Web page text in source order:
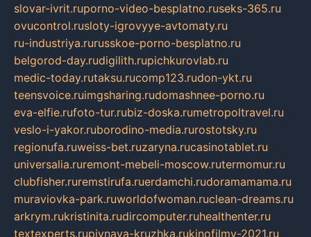
slovar-ivrit.ruporno-video-besplatno.ruseks-365.ru
ovucontrol.rusloty-igrovyye-avtomaty.ru
ru-industriya.rurusskoe-porno-besplatno.ru
belgorod-day.rudigilith.rupichkurovlab.ru
medic-today.rutaksu.rucomp123.rudon-ykt.ru
teensvoice.ruimgsharing.rudomashnee-porno.ru
eva-elfie.rufoto-tur.rubiz-doska.rumetropoltravel.ru
veslo-i-yakor.ruborodino-media.rurostotsky.ru
regionufa.ruweiss-bet.ruzaryna.rucasinotablet.ru
universalia.ruremont-mebeli-moscow.rutermomur.ru
clubfisher.ruremstirufa.ruerdamchi.rudoramamama.ru
muraviovka-park.ruworldofwoman.ruclean-dreams.ru
arkrym.rukristinita.rudircomputer.ruhealthenter.ru
textexperts.rupivnaya-kruzhka.rukinofilmy-2021.ru